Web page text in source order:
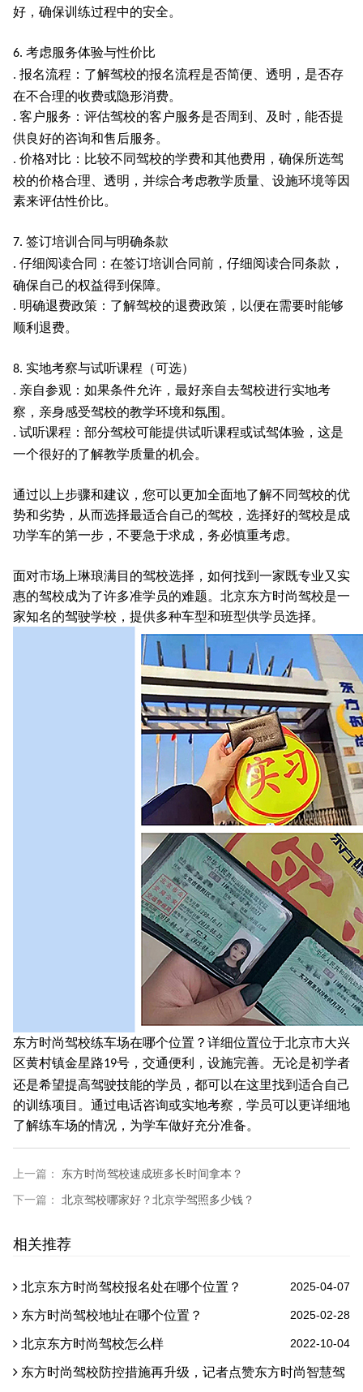
好，确保训练过程中的安全。
6. 考虑服务体验与性价比
. 报名流程：了解驾校的报名流程是否简便、透明，是否存
在不合理的收费或隐形消费。
. 客户服务：评估驾校的客户服务是否周到、及时，能否提
供良好的咨询和售后服务。
. 价格对比：比较不同驾校的学费和其他费用，确保所选驾
校的价格合理、透明，并综合考虑教学质量、设施环境等因
素来评估性价比。
7. 签订培训合同与明确条款
. 仔细阅读合同：在签订培训合同前，仔细阅读合同条款，
确保自己的权益得到保障。
. 明确退费政策：了解驾校的退费政策，以便在需要时能够
顺利退费。
8. 实地考察与试听课程（可选）
. 亲自参观：如果条件允许，最好亲自去驾校进行实地考
察，亲身感受驾校的教学环境和氛围。
. 试听课程：部分驾校可能提供试听课程或试驾体验，这是
一个很好的了解教学质量的机会。
通过以上步骤和建议，您可以更加全面地了解不同驾校的优
势和劣势，从而选择最适合自己的驾校，选择好的驾校是成
功学车的第一步，不要急于求成，务必慎重考虑。
面对市场上琳琅满目的驾校选择，如何找到一家既专业又实
惠的驾校成为了许多准学员的难题。北京东方时尚驾校是一
家知名的驾驶学校，提供多种车型和班型供学员选择。
东方时尚驾校练车场在哪个位置？详细位置位于北京市大兴
区黄村镇金星路19号，交通便利，设施完善。无论是初学者
还是希望提高驾驶技能的学员，都可以在这里找到适合自己
的训练项目。通过电话咨询或实地考察，学员可以更详细地
了解练车场的情况，为学车做好充分准备。
上一篇：
东方时尚驾校速成班多长时间拿本？
下一篇：
北京驾校哪家好？北京学驾照多少钱？
相关推荐
北京东方时尚驾校报名处在哪个位置？ 2025-04-07
东方时尚驾校地址在哪个位置？ 2025-02-28
北京东方时尚驾校怎么样 2022-10-04
东方时尚驾校防控措施再升级，记者点赞东方时尚智慧驾